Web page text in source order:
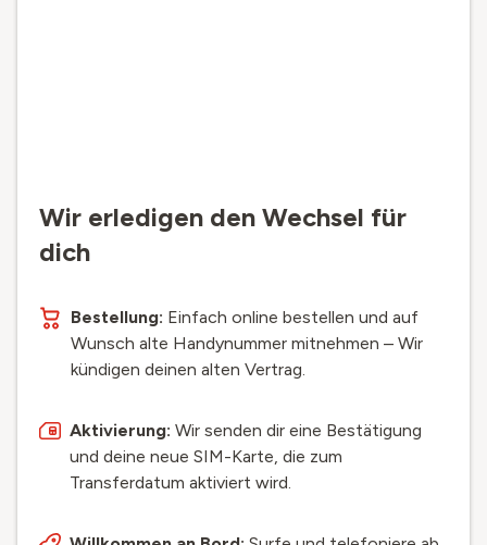
Wir erledigen den Wechsel für
dich
Bestellung: Einfach online bestellen und auf
Wunsch alte Handynummer mitnehmen – Wir
kündigen deinen alten Vertrag.
Aktivierung: Wir senden dir eine Bestätigung
und deine neue SIM-Karte, die zum
Transferdatum aktiviert wird.